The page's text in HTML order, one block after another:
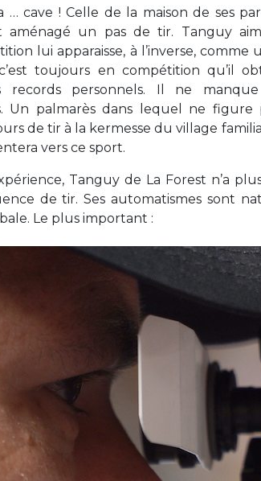
… cave ! Celle de la maison de ses
aménagé un pas de tir. Tanguy
lui apparaisse, à l’inverse, comme
toujours en compétition qu’il
records personnels. Il ne
Un palmarès dans lequel ne figure
de tir à la kermesse du village
vers ce sport.
Tanguy de La Forest n’a
de tir. Ses automatismes sont
Le plus important :